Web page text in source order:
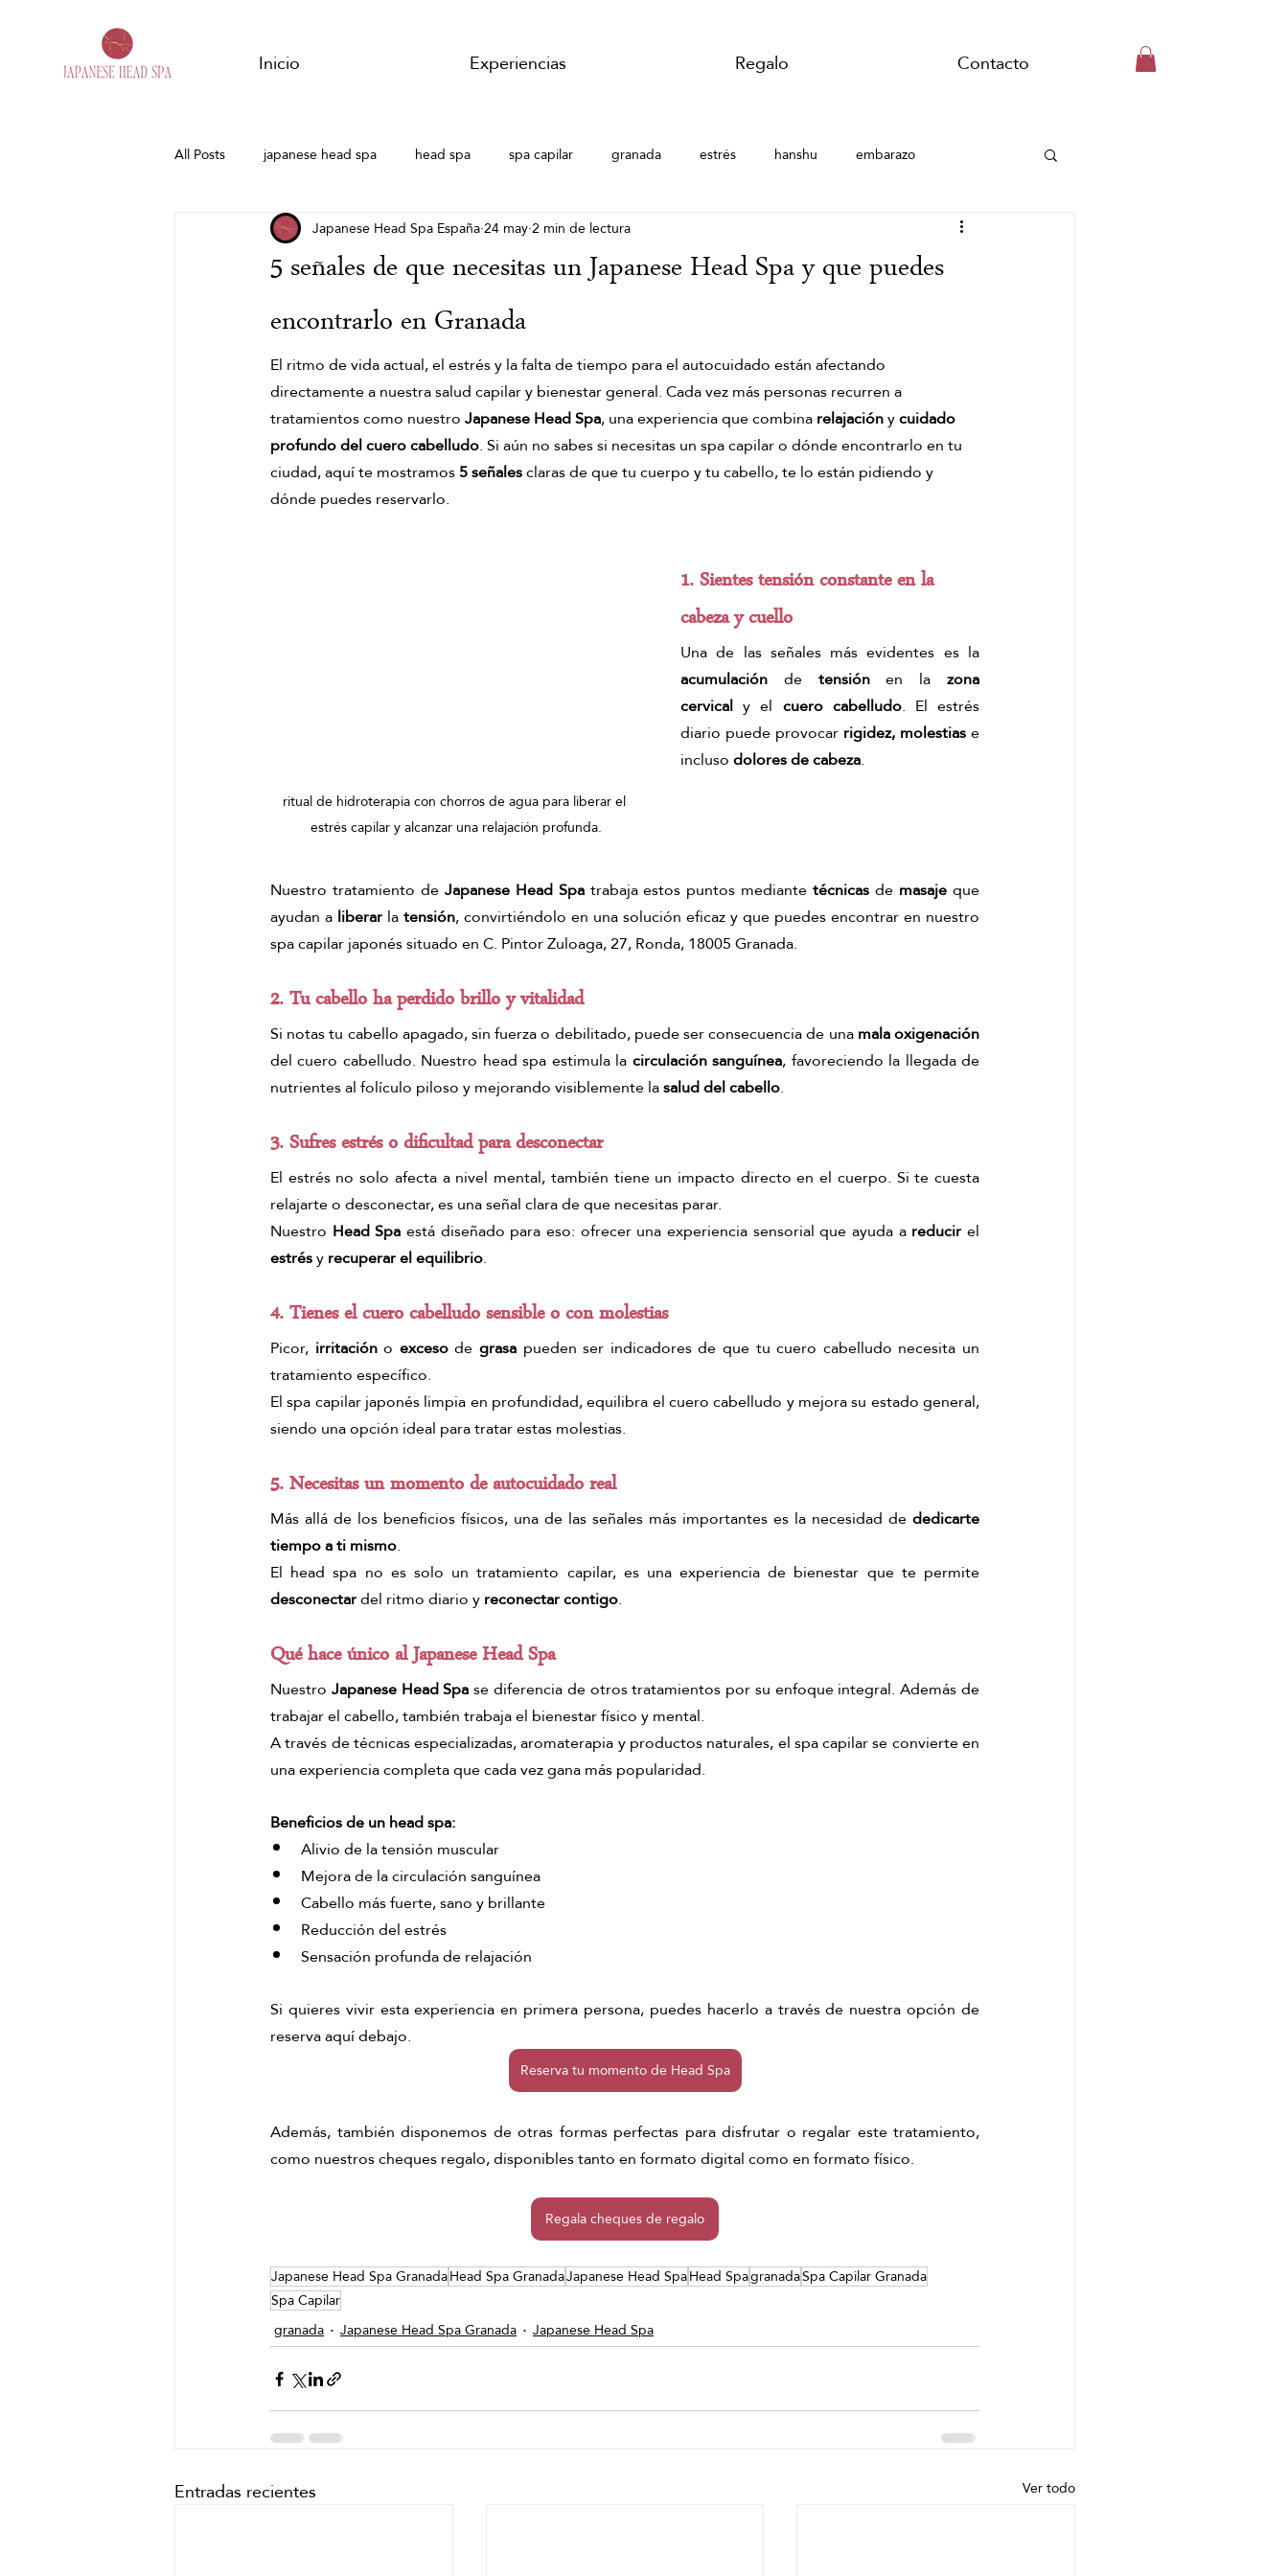
Inicio Experiencias Regalo Contacto
All Posts japanese head spa head spa spa capilar granada estrés hanshu embarazo
Harmony woman Head spa en verano Japanese Head Spa Granada
Head Spa Head Spa Granada
Masaje de jengibre Tensión muscular Masajes del mundo Masaje corporal de jengibre Ritual de jengibre
Masaje chino de jengibre Pekín ginger ritual Masajes del mundo masajes de matcha kyoto matcha ritual
5 señales de que necesitas un Japanese Head Spa y que puedes
encontrarlo en Granada
Japanese Head Spa España24 may2 min de lectura
El ritmo de vida actual, el estrés y la falta de tiempo para el autocuidado están afectando
directamente a nuestra salud capilar y bienestar general. Cada vez más personas recurren a
tratamientos como nuestro Japanese Head Spa, una experiencia que combina relajación y cuidado
profundo del cuero cabelludo. Si aún no sabes si necesitas un spa capilar o dónde encontrarlo en tu
ciudad, aquí te mostramos 5 señales claras de que tu cuerpo y tu cabello, te lo están pidiendo y
dónde puedes reservarlo.
ritual de hidroterapia con chorros de agua para liberar el
estrés capilar y alcanzar una relajación profunda.
1. Sientes tensión constante en la
cabeza y cuello
acumulación de tensión en la zona
cervical y el cuero cabelludo. El estrés
diario puede provocar rigidez, molestias e
incluso dolores de cabeza.
Nuestro tratamiento de Japanese Head Spa trabaja estos puntos mediante técnicas de masaje que
ayudan a liberar la tensión, convirtiéndolo en una solución eficaz y que puedes encontrar en nuestro
spa capilar japonés situado en C. Pintor Zuloaga, 27, Ronda, 18005 Granada.
2. Tu cabello ha perdido brillo y vitalidad
Si notas tu cabello apagado, sin fuerza o debilitado, puede ser consecuencia de una
del cuero cabelludo. Nuestro head spa estimula la circulación sanguínea, favoreciendo la llegada de
nutrientes al folículo piloso y mejorando visiblemente la salud del cabello.
3. Sufres estrés o dificultad para desconectar
El estrés no solo afecta a nivel mental, también tiene un impacto directo en el cuerpo. Si te cuesta
relajarte o desconectar, es una señal clara de que necesitas parar.
Nuestro Head Spa está diseñado para eso: ofrecer una experiencia sensorial que ayuda a reducir
estrés y recuperar el equilibrio.
4. Tienes el cuero cabelludo sensible o con molestias
Picor, irritación o exceso de grasa pueden ser indicadores de que tu cuero cabelludo necesita un
tratamiento específico.
El spa capilar japonés limpia en profundidad, equilibra el cuero cabelludo y mejora su estado general,
siendo una opción ideal para tratar estas molestias.
5. Necesitas un momento de autocuidado real
Más allá de los beneficios físicos, una de las señales más importantes es la necesidad de dedicarte
tiempo a ti mismo.
desconectar del ritmo diario y reconectar contigo.
Qué hace único al Japanese Head Spa
Nuestro Japanese Head Spa se diferencia de otros tratamientos por su enfoque integral. Además de
trabajar el cabello, también trabaja el bienestar físico y mental.
A través de técnicas especializadas, aromaterapia y productos naturales, el spa capilar se convierte en
una experiencia completa que cada vez gana más popularidad.
Beneficios de un head spa:
Alivio de la tensión muscular
Mejora de la circulación sanguínea
Cabello más fuerte, sano y brillante
Reducción del estrés
Sensación profunda de relajación
Si quieres vivir esta experiencia en primera persona, puedes hacerlo a través de nuestra opción de
reserva aquí debajo.
Reserva tu momento de Head Spa
Además, también disponemos de otras formas perfectas para disfrutar o regalar este tratamiento,
como nuestros cheques regalo, disponibles tanto en formato digital como en formato físico.
Regala cheques de regalo
Japanese Head Spa GranadaHead Spa GranadaJapanese Head SpaHead SpagranadaSpa Capilar Granada
Spa Capilar
granada
Japanese Head Spa Granada Japanese Head Spa
Entradas recientes Ver todo